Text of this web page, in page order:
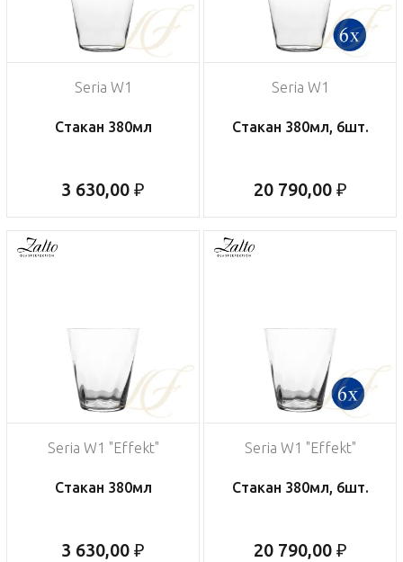
Seria W1
Стакан 380мл
3 630,00 ₽
Seria W1
Стакан 380мл, 6шт.
20 790,00 ₽
Seria W1 "Effekt"
Стакан 380мл
3 630,00 ₽
Seria W1 "Effekt"
Стакан 380мл, 6шт.
20 790,00 ₽